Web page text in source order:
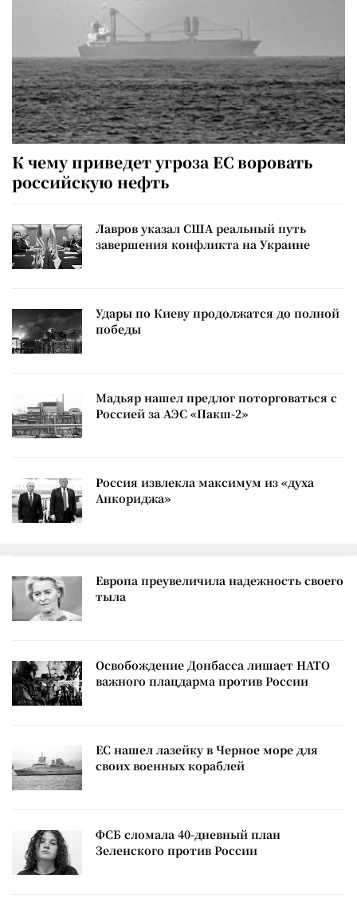
К чему приведет угроза ЕС воровать
российскую нефть
Лавров указал США реальный путь
завершения конфликта на Украине
Удары по Киеву продолжатся до полной
победы
Мадьяр нашел предлог поторговаться с
Россией за АЭС «Пакш-2»
Россия извлекла максимум из «духа
Анкориджа»
Европа преувеличила надежность своего
тыла
Освобождение Донбасса лишает НАТО
важного плацдарма против России
ЕС нашел лазейку в Черное море для
своих военных кораблей
ФСБ сломала 40-дневный план
Зеленского против России